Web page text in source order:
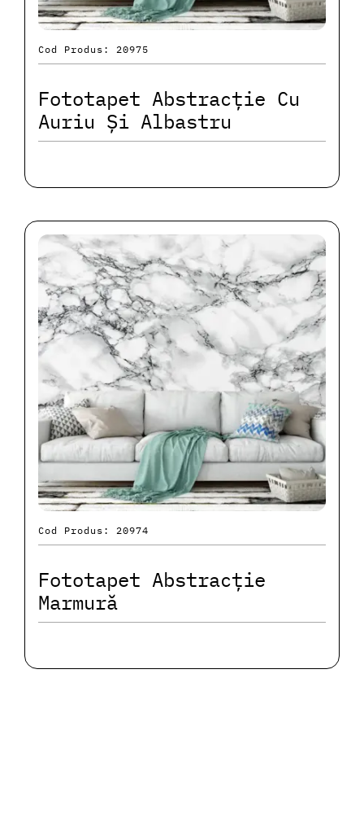
Cod Produs: 20975
Fototapet Abstracție Cu
Auriu Și Albastru
Cod Produs: 20974
Fototapet Abstracție
Marmură